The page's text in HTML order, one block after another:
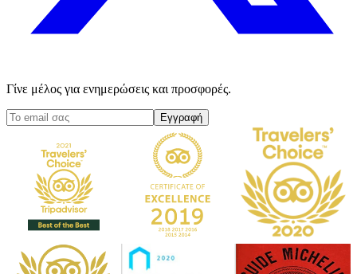
Γίνε μέλος για ενημερώσεις και προσφορές.
Εγγραφή